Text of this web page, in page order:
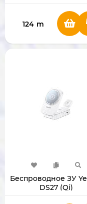
124 m
Беспроводное ЗУ
DS27 (Qi)